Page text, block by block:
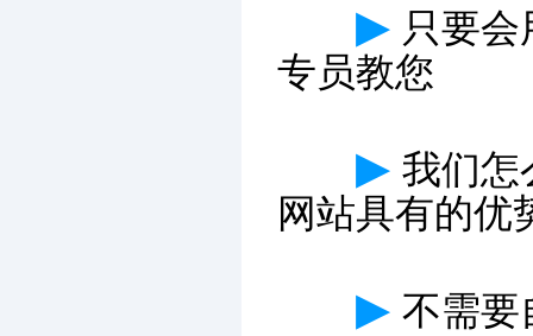
▶ 只要
专员教您
▶ 我们怎
网站具有的优
▶ 不需要